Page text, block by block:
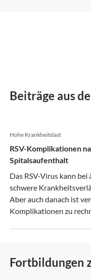
Beiträge aus
Hohe Krankheitslast
RSV-Komplikationen
Spitalsaufenthalt
Das RSV-Virus kann
schwere
Aber auch danach ist
Komplikationen zu
Fortbildungen